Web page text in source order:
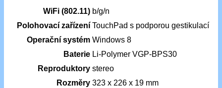
WiFi (802.11) b/g/n
Polohovací zařízení TouchPad s podporou gestikulací
Operační systém Windows 8
Baterie Li-Polymer VGP-BPS30
Reproduktory stereo
Rozměry 323 x 226 x 19 mm